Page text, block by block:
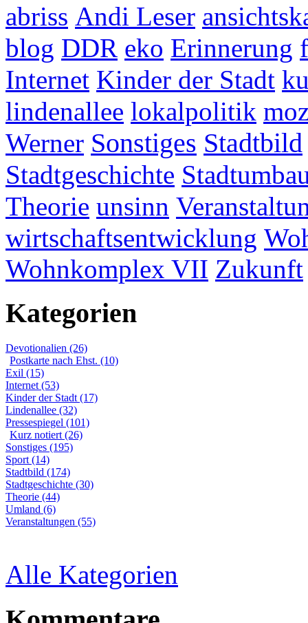
abriss Andi Leser
blog DDR eko Erinnerung
Internet Kinder der Stadt
lindenallee lokalpolitik
Werner Sonstiges Stadtbild
Stadtgeschichte
Theorie unsinn
wirtschaftsentwicklung
Wohnkomplex VII Zukunft
Kategorien
Devotionalien (26)
Postkarte nach Ehst. (10)
Exil (15)
Internet (53)
Kinder der Stadt (17)
Lindenallee (32)
Pressespiegel (101)
Kurz notiert (26)
Sonstiges (195)
Sport (14)
Stadtbild (174)
Stadtgeschichte (30)
Theorie (44)
Umland (6)
Veranstaltungen (55)
Alle Kategorien